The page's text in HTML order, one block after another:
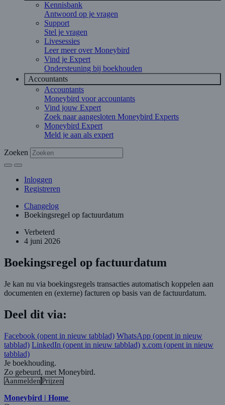
Kennisbank
Antwoord op je vragen
Support
Stel je vragen
Livesessies
Leer meer over Moneybird
Vind je Expert
Ondersteuning bij boekhouden
Accountants
Accountants
Moneybird voor accountants
Vind jouw Expert
Zoek naar aangesloten Moneybird Experts
Moneybird Expert
Meld je aan als expert
Zoeken
Inloggen
Registreren
Changelog
Boekingsregel op factuurdatum
Verbeterd
4 juni 2026
Boekingsregel op factuurdatum
Je kan nu via boekingsregels transacties automatisch koppelen aan
documenten en (externe) facturen op basis van de factuurdatum.
Deel dit via:
Facebook (opent in nieuw tabblad) WhatsApp (opent in nieuw
tabblad) LinkedIn (opent in nieuw tabblad) x.com (opent in nieuw
tabblad)